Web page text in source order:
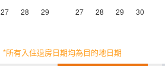
27 28 29 27 28 29 30
*所有入住退房日期均為目的地日期
温馨親子房·其樂融融
40㎡ 1-2層 空調